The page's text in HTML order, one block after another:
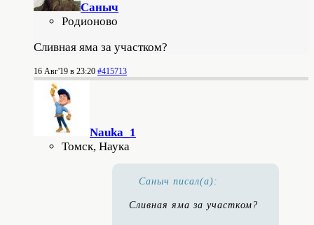
Саныч
Родионово
Сливная яма за участком?
16 Авг'19 в 23:20 #415713
Nauka_1
Томск, Наука
Саныч писал(а):
Сливная яма за участком?